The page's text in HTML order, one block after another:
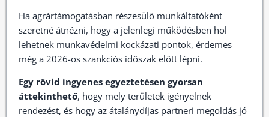
Ha agrártámogatásban részesülő munkáltatóként
szeretné átnézni, hogy a jelenlegi működésben hol
lehetnek munkavédelmi kockázati pontok, érdemes
még a 2026-os szankciós időszak előtt lépni.
Egy rövid ingyenes egyeztetésen gyorsan
áttekinthető, hogy mely területek igényelnek
rendezést, és hogy az átalánydíjas partneri megoldás jó